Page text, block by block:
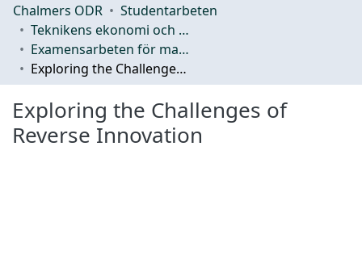
Chalmers ODR
Studentarbeten
Teknikens ekonomi och organisation
Examensarbeten för masterexamen
Exploring the Challenges of Reverse Innovation
Exploring the Challenges of
Reverse Innovation